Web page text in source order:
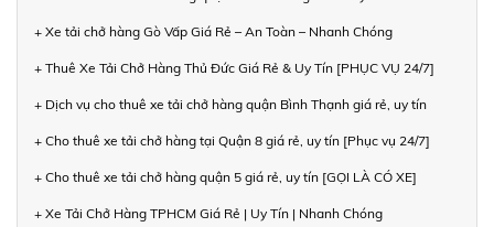
+ Xe tải chở hàng Gò Vấp Giá Rẻ – An Toàn – Nhanh Chóng
+ Thuê Xe Tải Chở Hàng Thủ Đức Giá Rẻ & Uy Tín [PHỤC VỤ 24/7]
+ Dịch vụ cho thuê xe tải chở hàng quận Bình Thạnh giá rẻ, uy tín
+ Cho thuê xe tải chở hàng tại Quận 8 giá rẻ, uy tín [Phục vụ 24/7]
+ Cho thuê xe tải chở hàng quận 5 giá rẻ, uy tín [GỌI LÀ CÓ XE]
+ Xe Tải Chở Hàng TPHCM Giá Rẻ | Uy Tín | Nhanh Chóng